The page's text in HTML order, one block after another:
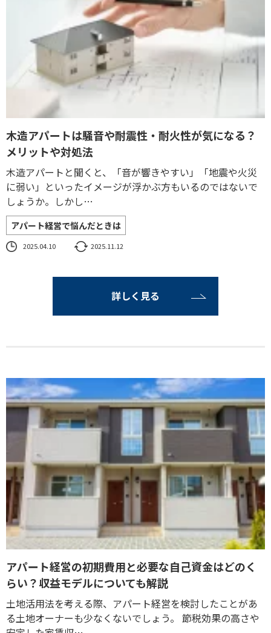
木造アパートは騒音や耐震性・耐火性が気になる？
メリットや対処法
木造アパートと聞くと、「音が響きやすい」「地震や火災
に弱い」といったイメージが浮かぶ方もいるのではないで
しょうか。しかし…
アパート経営で悩んだときは
2025.04.10 2025.11.12
詳しく見る
アパート経営の初期費用と必要な自己資金はどのく
らい？収益モデルについても解説
土地活用法を考える際、アパート経営を検討したことがあ
る土地オーナーも少なくないでしょう。 節税効果の高さや